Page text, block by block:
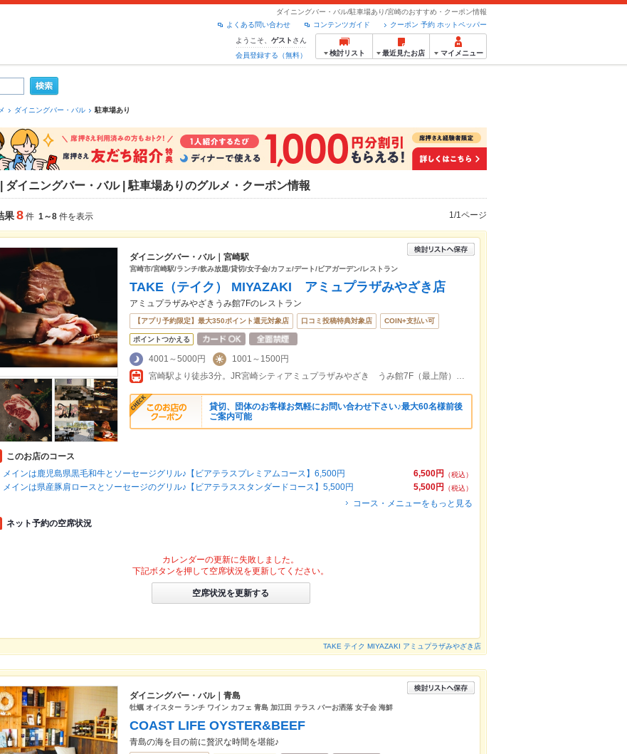
ダイニングバー・バル/駐車場あり/宮崎のおすすめ・クーポン情報
クーポン 予約 ホットペッパー
コンテンツガイド
よくある問い合わせ
ようこそ、 ゲスト さん
会員登録する（無料）
検討リスト 最近見たお店 マイメニュー
ダイニングバー・バル 駐車場あり
ダイニングバー・バル | 駐車場ありのグルメ・クーポン情報
果8 件 1～8 件を表示 1/1ページ
ダイニングバー・バル｜宮崎駅
宮崎市/宮崎駅/ランチ/飲み放題/貸切/女子会/カフェ/デート/ビアガーデン/レストラン
TAKE（テイク） MIYAZAKI アミュプラザみやざき店
アミュプラザみやざきうみ館7Fのレストラン
【アプリ予約限定】最大350ポイント還元対象店 口コミ投稿特典対象店 COIN+支払い可
ポイントつかえる
4001～5000円
1001～1500円
宮崎駅より徒歩3分。JR宮崎シティアミュプラザみやざき うみ館7F（最上階）。※最上階はエレベーターのみで上がれます
貸切、団体のお客様お気軽にお問い合わせ下さい♪最大60名様前後
ご案内可能
このお店のコース
6,500円
（税込）
メインは鹿児島県黒毛和牛とソーセージグリル♪【ビアテラスプレミアムコース】6,500円
5,500円
（税込）
メインは県産豚肩ロースとソーセージのグリル♪【ビアテラススタンダードコース】5,500円
コース・メニューをもっと見る
ネット予約の空席状況
カレンダーの更新に失敗しました。
下記ボタンを押して空席状況を更新してください。
空席状況を更新する
TAKE テイク MIYAZAKI アミュプラザみやざき店
ダイニングバー・バル｜青島
牡蠣 オイスター ランチ ワイン カフェ 青島 加江田 テラス バーお洒落 女子会 海鮮
COAST LIFE OYSTER&BEEF
青島の海を目の前に贅沢な時間を堪能♪